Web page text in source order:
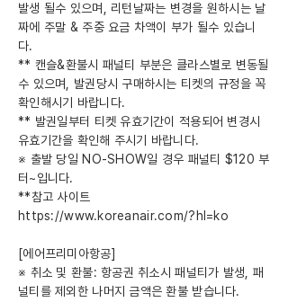
발생 될수 있으며, 리턴날짜는 변경을 원하시는 날
짜에 주말 & 주중 요금 차액이 부가 될수 있습니
다.
** 캔슬&환불시 패널티 부분은 클라스별로 변동될
수 있으며, 발권당시 구매하시는 티켓의 규정을 꼭
확인해시기 바랍니다.
** 발권일부터 티켓 유효기간이 적용되어 변경시
유효기간을 확인해 주시기 바랍니다.
※ 출발 당일 NO-SHOW일 경우 패널티 $120 부
터~입니다.
**참고 사이트
https://www.koreanair.com/?hl=ko
[에어프리미아항공]
※ 취소 및 환불: 항공권 취소시 패널티가 발생, 패
널티를 제외한 나머지 금액은 환불 받습니다.